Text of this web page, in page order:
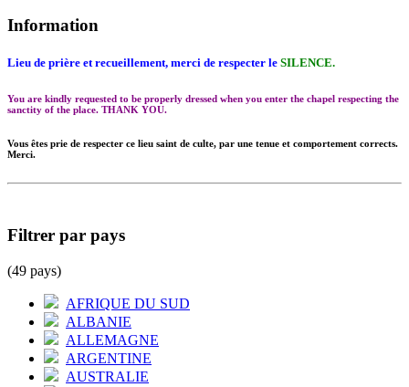
Information
Lieu de prière et recueillement, merci de respecter le SILENCE.
You are kindly requested to be properly dressed when you enter the chapel respecting the
sanctity of the place. THANK YOU.
Vous êtes prie de respecter ce lieu saint de culte, par une tenue et comportement corrects.
Merci.
Filtrer par pays
(49 pays)
AFRIQUE DU SUD
ALBANIE
ALLEMAGNE
ARGENTINE
AUSTRALIE